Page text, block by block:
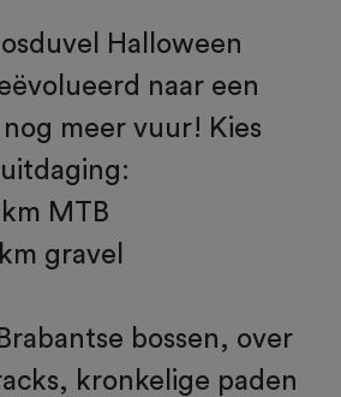
Halloween
naar een
meer vuur! Kies
MTB
gravel
bossen, over
kronkelige paden